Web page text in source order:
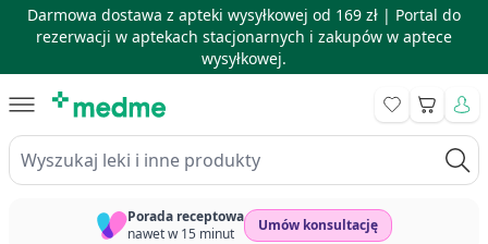
Darmowa dostawa z apteki wysyłkowej od 169 zł | Portal do
rezerwacji w aptekach stacjonarnych i zakupów w aptece
wysyłkowej.
Wyszukaj leki i inne produkty
Koszyk
Porada receptowa
nawet w 15 minut
Umów konsultację